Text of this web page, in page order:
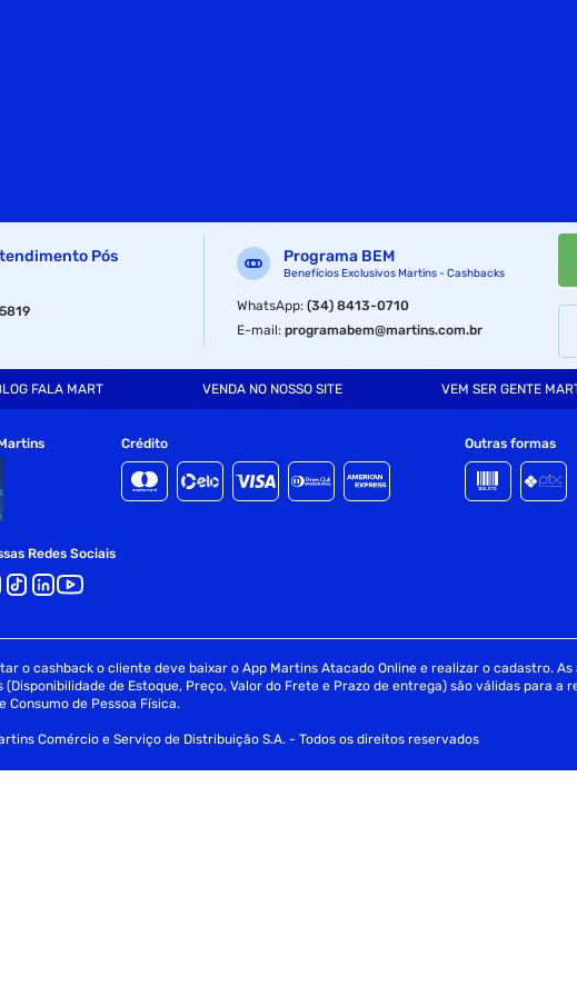
Pós
Programa BEM
Benefícios Exclusivos Martins - Cashbacks
WhatsApp:(34) 8413-0710
E-mail:programabem@martins.com.br
FALA MART VENDA NO NOSSO SITE VEM SER GENTE
Crédito Outras formas
Redes Sociais
o cashback o cliente deve baixar o App Martins Atacado Online e realizar o cadastro.
de Estoque, Preço, Valor do Frete e Prazo de entrega) são válidas para a
Consumo de Pessoa Física.
Comércio e Serviço de Distribuição S.A. - Todos os direitos reservados